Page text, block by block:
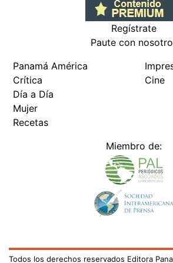
Regístrate
Paute con
Panamá América
Crítica
Día a Día
Mujer
Recetas
Cine
Miembro de:
Todos los derechos reservados Editora